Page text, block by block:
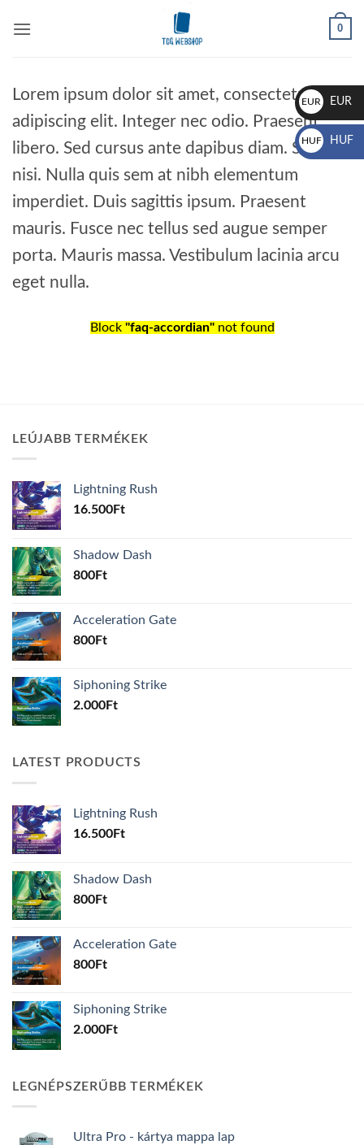
0
Lorem ipsum dolor sit amet, consectetur
adipiscing elit. Integer nec odio. Praesent
libero. Sed cursus ante dapibus diam. Sed
nisi. Nulla quis sem at nibh elementum
imperdiet. Duis sagittis ipsum. Praesent
mauris. Fusce nec tellus sed augue semper
porta. Mauris massa. Vestibulum lacinia arcu
eget nulla.
Block "faq-accordian"not found
LEÚJABB TERMÉKEK
Lightning Rush
16.500Ft
Shadow Dash
800Ft
Acceleration Gate
800Ft
Siphoning Strike
2.000Ft
LATEST PRODUCTS
Lightning Rush
16.500Ft
Shadow Dash
800Ft
Acceleration Gate
800Ft
Siphoning Strike
2.000Ft
LEGNÉPSZERŰBB TERMÉKEK
Ultra Pro - kártya mappa lap
EUR
€
EUR
HUF
Ft
HUF